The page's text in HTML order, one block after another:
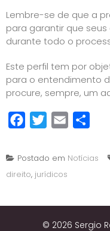
Lembre-se de que a
para garantir que
durante todo o
Este perfil tem por
para o entendimento
procure, sempre, um
FacebookTwitterEmail
Postado em Notícias
direito, jurídicos
© 2026 Sergio